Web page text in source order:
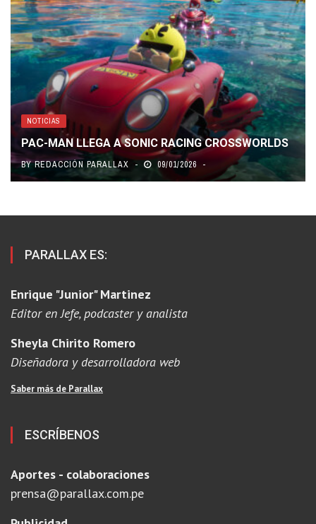
NOTICIAS
PAC-MAN LLEGA A SONIC RACING CROSSWORLDS
BYREDACCIÓN PARALLAX 09/01/2026
PARALLAX ES:
Enrique "Junior" Martinez
Editor en Jefe, podcaster y analista
Sheyla Chirito Romero
Diseñadora y desarrolladora web
Saber más de Parallax
ESCRÍBENOS
Aportes - colaboraciones
prensa@parallax.com.pe